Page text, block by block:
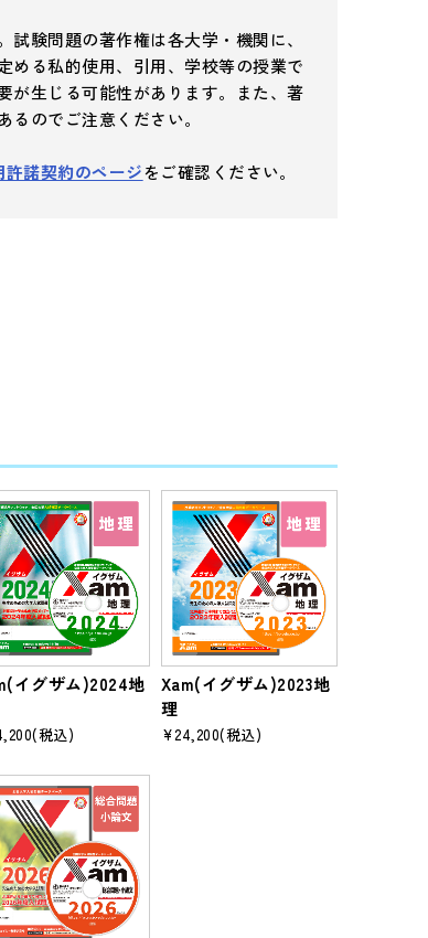
試験問題の著作権は各大学・機関に、
める私的使用、引用、学校等の授業で
が生じる可能性があります。また、著
のでご注意ください。
許諾契約のページをご確認ください。
イグザム)2024地
(税込)
Xam(イグザム)2023地
理
¥24,200(税込)